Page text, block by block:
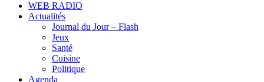
WEB RADIO
Actualités
Journal du Jour – Flash
Jeux
Santé
Cuisine
Politique
Agenda